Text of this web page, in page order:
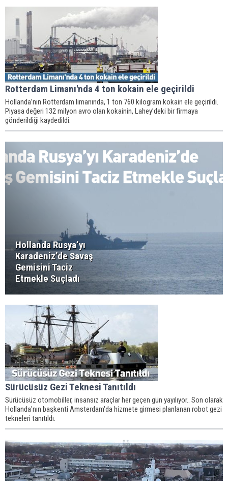
Rotterdam Limanı'nda 4 ton kokain ele geçirildi
Hollanda’nın Rotterdam limanında, 1 ton 760 kilogram kokain ele geçirildi.
Piyasa değeri 132 milyon avro olan kokainin, Lahey’deki bir firmaya
gönderildiği kaydedildi.
Hollanda Rusya’yı
Karadeniz’de Savaş
Gemisini Taciz
Etmekle Suçladı
Sürücüsüz Gezi Teknesi Tanıtıldı
Sürücüsüz otomobiller, insansız araçlar her geçen gün yayılıyor.. Son olarak
Hollanda'nın başkenti Amsterdam'da hizmete girmesi planlanan robot gezi
tekneleri tanıtıldı.